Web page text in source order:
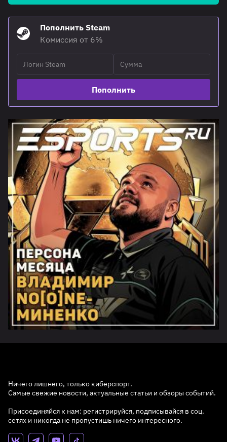
Пополнить Steam
Комиссия от 6%
Пополнить
Ничего лишнего, только киберспорт.
Самые свежие новости, актуальные статьи и обзоры событий.
Присоединяйся к нам: регистрируйся, подписывайся в соц.
сетях и никогда не пропустишь ничего интересного.